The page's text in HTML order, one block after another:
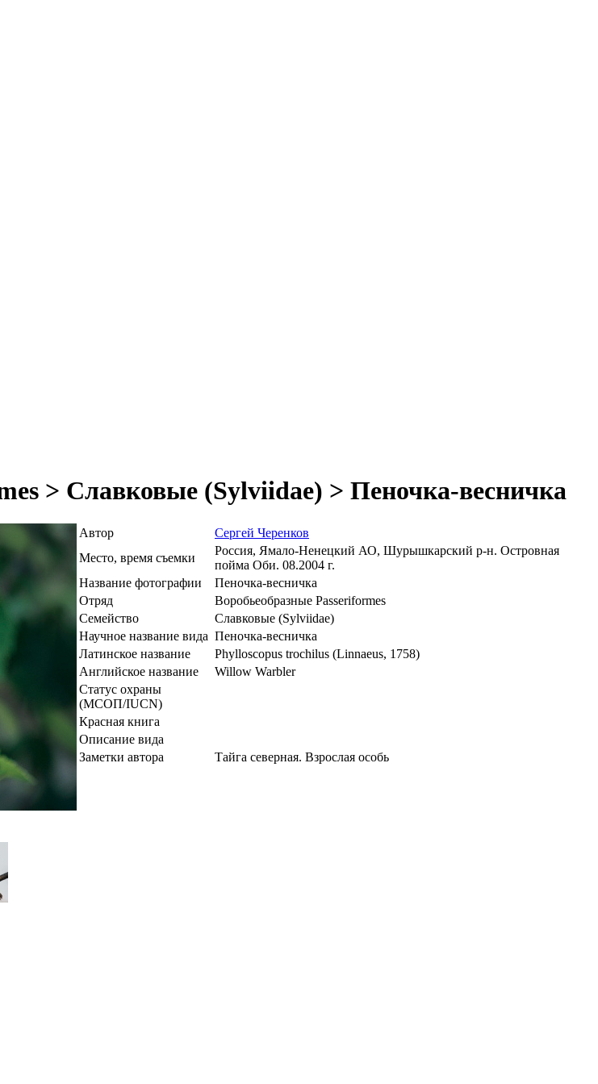
> Славковые (Sylviidae) > Пеночка-весничка
Автор
Сергей Черенков
Место, время съемки
Россия, Ямало-Ненецкий АО, Шурышкарский р-н. Островная
пойма Оби. 08.2004 г.
Название фотографии
Пеночка-весничка
Отряд
Воробьеобразные Passeriformes
Семейство
Славковые (Sylviidae)
Научное название вида Пеночка-весничка
Латинское название
Phylloscopus trochilus (Linnaeus, 1758)
Английское название
Willow Warbler
Статус охраны
(МСОП/IUCN)
Красная книга
Описание вида
Заметки автора
Тайга северная. Взрослая особь